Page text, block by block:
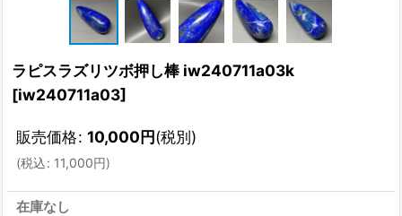
ラピスラズリツボ押し棒 iw240711a03k
[iw240711a03]
販売価格: 10,000円(税別)
(税込: 11,000円)
在庫なし